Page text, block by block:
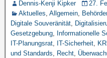
Dennis-Kenji Kipker
27.
Aktuelles, Allgemein,
Digitale Souveränität,
Gesetzgebung, Informationelle
IT-Planungsrat, IT-Sicherheit,
und Standards, Recht,